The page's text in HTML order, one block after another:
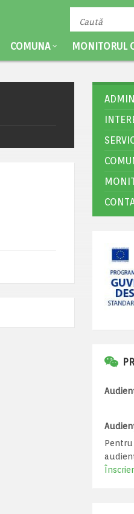
COMUNA MONITORUL